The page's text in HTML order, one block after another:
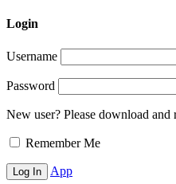
Login
Username
Password
New user? Please download and
Remember Me
App